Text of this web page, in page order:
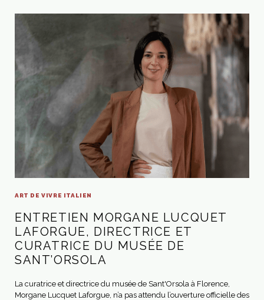
ART DE VIVRE ITALIEN
ENTRETIEN MORGANE LUCQUET
LAFORGUE, DIRECTRICE ET
CURATRICE DU MUSÉE DE
SANT’ORSOLA
La curatrice et directrice du musée de Sant'Orsola à Florence,
Morgane Lucquet Laforgue, n’a pas attendu l’ouverture officielle des